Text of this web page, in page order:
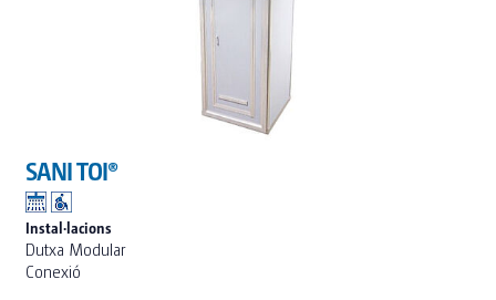
SANI TOI®
Instal·lacions
Dutxa Modular
Conexió